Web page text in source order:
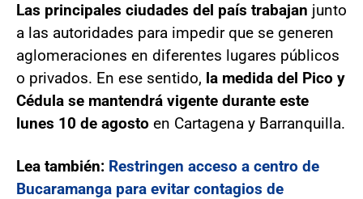
Las principales ciudades del país trabajan junto
a las autoridades para impedir que se generen
aglomeraciones en diferentes lugares públicos
o privados. En ese sentido, la medida del Pico y
Cédula se mantendrá vigente durante este
lunes 10 de agosto en Cartagena y Barranquilla.
Lea también: Restringen acceso a centro de
Bucaramanga para evitar contagios de